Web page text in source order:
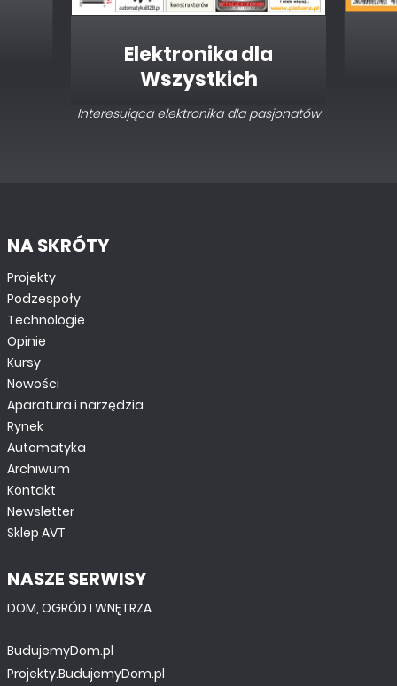
Elektronika dla
Wszystkich
Interesująca elektronika dla pasjonatów
NA SKRÓTY
Projekty
Podzespoły
Technologie
Opinie
Kursy
Nowości
Aparatura i narzędzia
Rynek
Automatyka
Archiwum
Kontakt
Newsletter
Sklep AVT
NASZE SERWISY
DOM, OGRÓD I WNĘTRZA
BudujemyDom.pl
Projekty.BudujemyDom.pl